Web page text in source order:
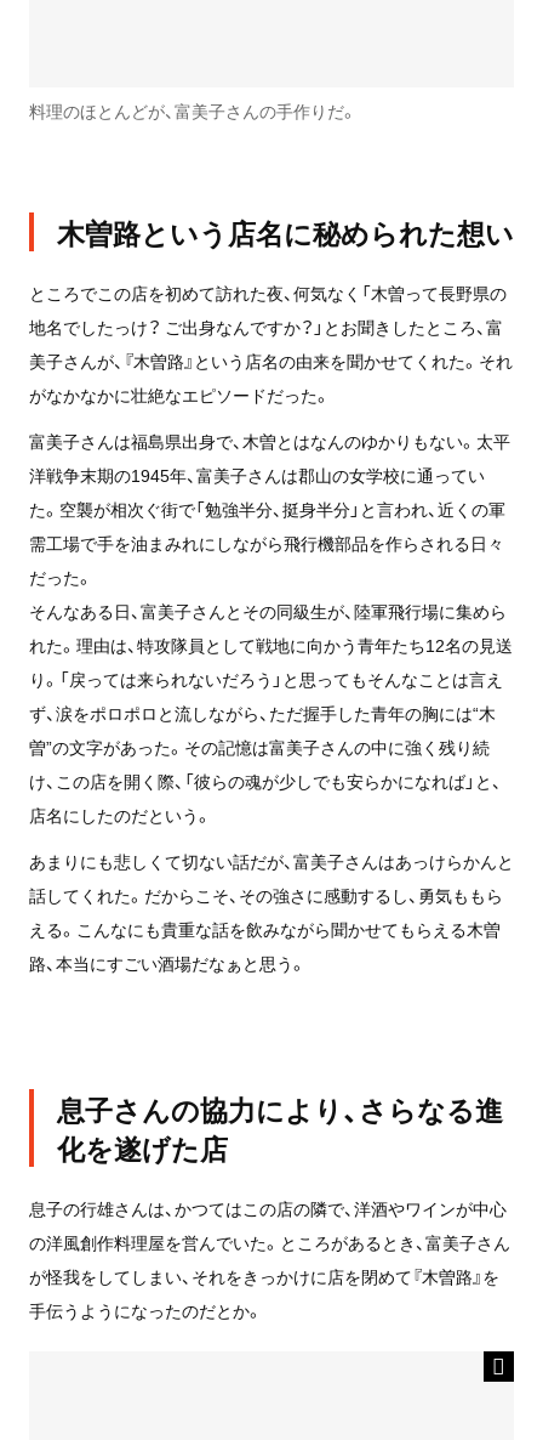
料理のほとんどが、富美子さんの手作りだ。
木曽路という店名に秘められた想い
ところでこの店を初めて訪れた夜、何気なく「木曽って長野県の
地名でしたっけ？ ご出身なんですか？」とお聞きしたところ、富
美子さんが、『木曽路』という店名の由来を聞かせてくれた。それ
がなかなかに壮絶なエピソードだった。
富美子さんは福島県出身で、木曽とはなんのゆかりもない。太平
洋戦争末期の1945年、富美子さんは郡山の女学校に通ってい
た。空襲が相次ぐ街で「勉強半分、挺身半分」と言われ、近くの軍
需工場で手を油まみれにしながら飛行機部品を作らされる日々
だった。
そんなある日、富美子さんとその同級生が、陸軍飛行場に集めら
れた。理由は、特攻隊員として戦地に向かう青年たち12名の見送
り。「戻っては来られないだろう」と思ってもそんなことは言え
ず、涙をポロポロと流しながら、ただ握手した青年の胸には“木
曽”の文字があった。その記憶は富美子さんの中に強く残り続
け、この店を開く際、「彼らの魂が少しでも安らかになれば」と、
店名にしたのだという。
あまりにも悲しくて切ない話だが、富美子さんはあっけらかんと
話してくれた。だからこそ、その強さに感動するし、勇気ももら
える。こんなにも貴重な話を飲みながら聞かせてもらえる木曽
路、本当にすごい酒場だなぁと思う。
息子さんの協力により、さらなる進
化を遂げた店
息子の行雄さんは、かつてはこの店の隣で、洋酒やワインが中心
の洋風創作料理屋を営んでいた。ところがあるとき、富美子さん
が怪我をしてしまい、それをきっかけに店を閉めて『木曽路』を
手伝うようになったのだとか。